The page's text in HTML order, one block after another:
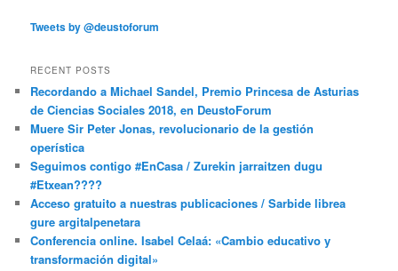
Tweets by @deustoforum
RECENT POSTS
Recordando a Michael Sandel, Premio Princesa de Asturias
de Ciencias Sociales 2018, en DeustoForum
Muere Sir Peter Jonas, revolucionario de la gestión
operística
Seguimos contigo #EnCasa / Zurekin jarraitzen dugu
#Etxean????
Acceso gratuito a nuestras publicaciones / Sarbide librea
gure argitalpenetara
Conferencia online. Isabel Celaá: «Cambio educativo y
transformación digital»